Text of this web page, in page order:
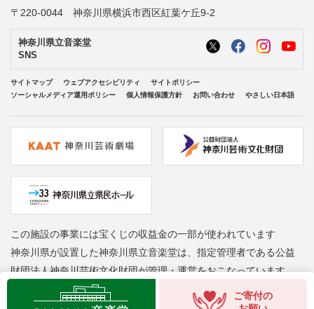
ご寄付の
〒220-0044 神奈川県横浜市西区紅葉ケ丘9-2
神奈川県立音楽堂
SNS
サイトマップ ウェブアクセシビリティ
サイトポリシー
ソーシャルメディア運用ポリシー
個人情報保護方針 お問い合わせ やさしい日本語
この施設の事業には宝くじの収益金の一部が使われています
神奈川県が設置した神奈川県立音楽堂は、指定管理者である公益
財団法人神奈川芸術文化財団が管理・運営をおこなっています
Copyright © Kanagawa Arts Foundation. All rights reserved.